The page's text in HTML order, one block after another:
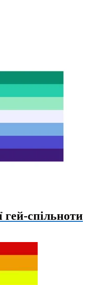
гей-спільноти